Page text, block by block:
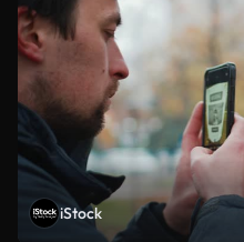
iStock